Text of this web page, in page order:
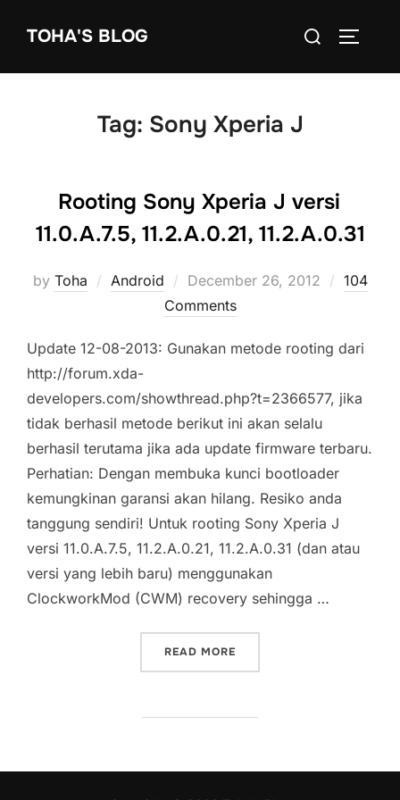
TOHA'S BLOG
Search
Tag: Sony Xperia J
Rooting Sony Xperia J versi
11.0.A.7.5, 11.2.A.0.21, 11.2.A.0.31
by Toha Android
Posted
on
December 26, 2012
104
Comments
Update 12-08-2013: Gunakan metode rooting dari
http://forum.xda-
developers.com/showthread.php?t=2366577, jika
tidak berhasil metode berikut ini akan selalu
berhasil terutama jika ada update firmware terbaru.
Perhatian: Dengan membuka kunci bootloader
kemungkinan garansi akan hilang. Resiko anda
tanggung sendiri! Untuk rooting Sony Xperia J
versi 11.0.A.7.5, 11.2.A.0.21, 11.2.A.0.31 (dan atau
versi yang lebih baru) menggunakan
ClockworkMod (CWM) recovery sehingga …
READ MORE